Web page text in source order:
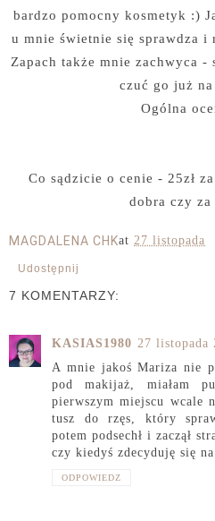
bardzo pomocny kosmetyk :)
u mnie świetnie się sprawdza i
Zapach także mnie zachwyca
czuć go już
Ogólna
Co sądzicie o cenie - 25zł
dobra czy za
MAGDALENA CHKat 27 listopada
Udostępnij
7 KOMENTARZY:
KASIAS1980 27 listopada
A mnie jakoś Mariza nie
pod makijaż, miałam
pierwszym miejscu wcale
tusz do rzęs, który
potem podsechł i zaczął
czy kiedyś zdecyduję się
ODPOWIEDZ